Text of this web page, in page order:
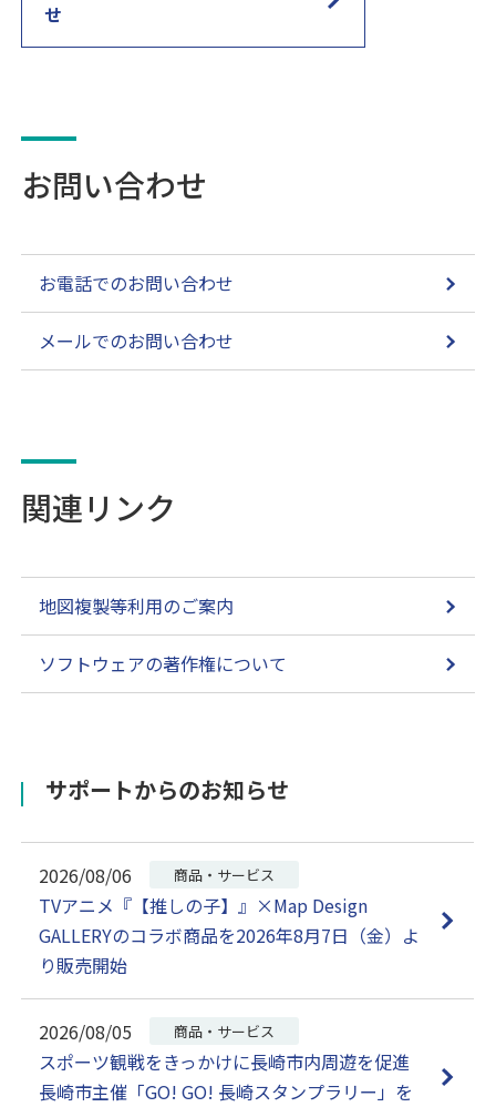
せ
お問い合わせ
お電話でのお問い合わせ
メールでのお問い合わせ
関連リンク
地図複製等利用のご案内
ソフトウェアの著作権について
サポートからのお知らせ
2026/08/06 商品・サービス
TVアニメ『【推しの子】』×Map Design
GALLERYのコラボ商品を2026年8月7日（金）よ
り販売開始
2026/08/05 商品・サービス
スポーツ観戦をきっかけに長崎市内周遊を促進
長崎市主催「GO! GO! 長崎スタンプラリー」を